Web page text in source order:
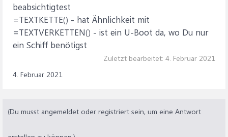
beabsichtigtest
=TEXTKETTE() - hat Ähnlichkeit mit
=TEXTVERKETTEN() - ist ein U-Boot da, wo Du nur
ein Schiff benötigst
Zuletzt bearbeitet: 4. Februar 2021
4. Februar 2021
(Du musst angemeldet oder registriert sein, um eine Antwort